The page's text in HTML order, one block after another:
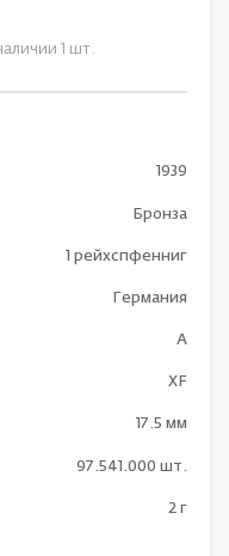
1 шт.
1939
Бронза
1 рейхспфенниг
Германия
A
XF
17.5 мм
97.541.000 шт.
2 г